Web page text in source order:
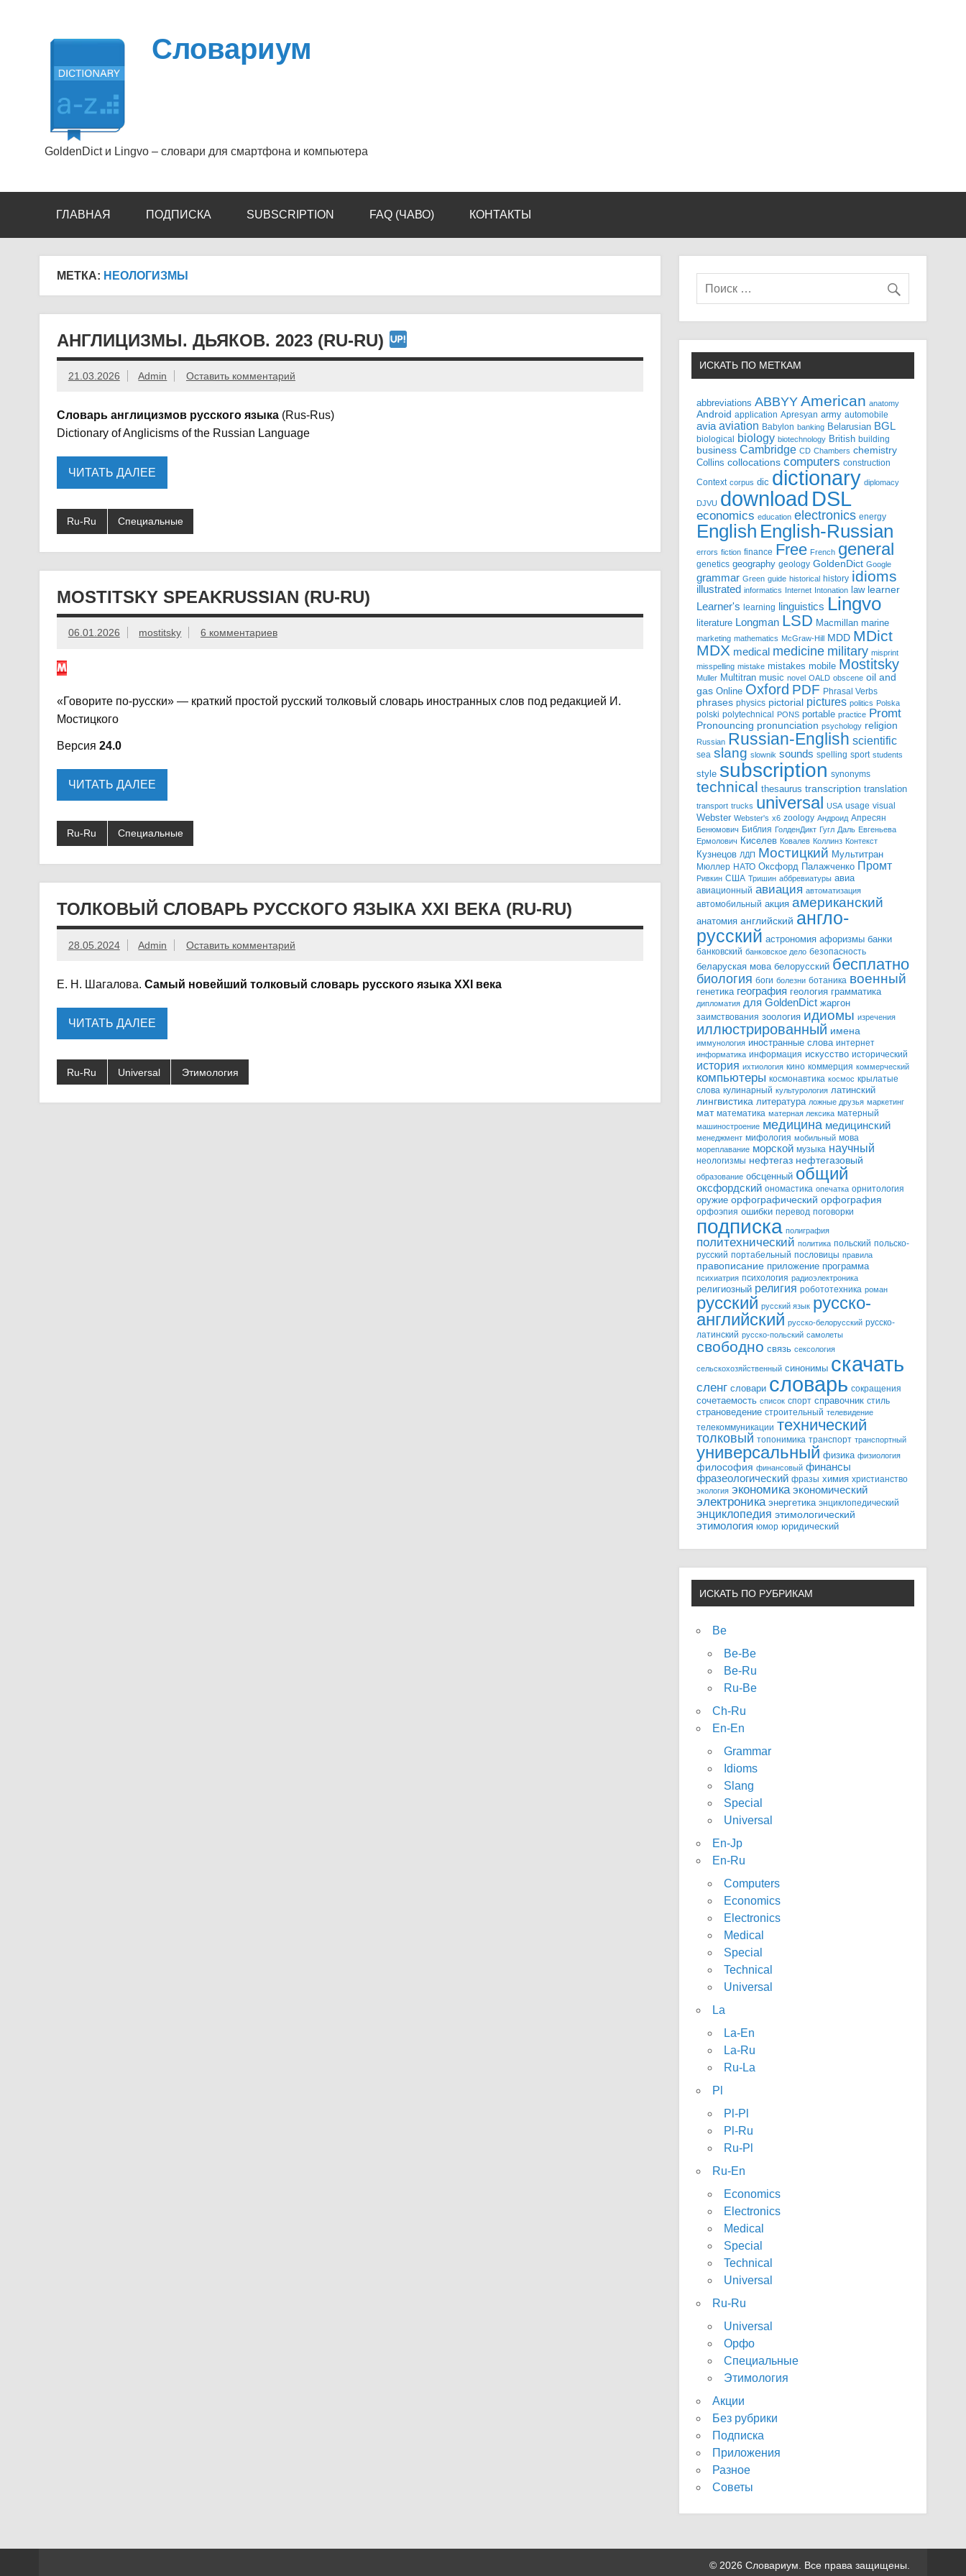
Словариум
GoldenDict и Lingvo – словари для смартфона и компьютера
ГЛАВНАЯ ПОДПИСКА SUBSCRIPTION FAQ (ЧАВО) КОНТАКТЫ
МЕТКА: НЕОЛОГИЗМЫ
АНГЛИЦИЗМЫ. ДЬЯКОВ. 2023 (RU-RU)
21.03.2026 Admin Оставить комментарий
Словарь англицизмов русского языка(Rus-Rus)
Dictionary of Anglicisms of the Russian Language
ЧИТАТЬ ДАЛЕЕ
Ru-Ru Специальные
MOSTITSKY SPEAKRUSSIAN (RU-RU)
06.01.2026 mostitsky 6 комментариев
«Говорите по-русски» — краткий простой русский толковый словарь иностранных слов под редакцией И.
Мостицкого
Версия 24.0
ЧИТАТЬ ДАЛЕЕ
Ru-Ru Специальные
ТОЛКОВЫЙ СЛОВАРЬ РУССКОГО ЯЗЫКА XXI ВЕКА (RU-RU)
28.05.2024 Admin Оставить комментарий
Е. Н. Шагалова. Самый новейший толковый словарь русского языка ХХI века
ЧИТАТЬ ДАЛЕЕ
Ru-Ru Universal Этимология
ИСКАТЬ ПО МЕТКАМ
abbreviations ABBYY American anatomy
Android application Apresyan army automobile
avia aviation Babylon banking Belarusian BGL
biological biology biotechnology British building
business Cambridge CD Chambers chemistry
Collins collocations computers construction
Context corpus dic dictionary diplomacy
DJVU download DSL
economics education electronics energy
English English-Russian
errors fiction finance Free French general
genetics geography geology GoldenDict Google
grammar Green guide historical history idioms
illustrated informatics Internet Intonation law learner
Learner's learning linguistics Lingvo
literature Longman LSD Macmillan marine
marketing mathematics McGraw-Hill MDD MDict
MDX medical medicine military misprint
misspelling mistake mistakes mobile Mostitsky
Muller Multitran music novel OALD obscene oil and
gas Online Oxford PDF Phrasal Verbs
phrases physics pictorial pictures politics Polska
polski polytechnical PONS portable practice Promt
Pronouncing pronunciation psychology religion
Russian Russian-English scientific
sea slang slownik sounds spelling sport students
style subscription synonyms
technical thesaurus transcription translation
transport trucks universal USA usage visual
Webster Webster's x6 zoology Андроид Апресян
Бенюмович Библия ГолденДикт Гугл Даль Евгеньева
Ермолович Киселев Ковалев Коллинз Контекст
Кузнецов ЛДП Мостицкий Мультитран
Мюллер НАТО Оксфорд Палажченко Промт
Ривкин США Тришин аббревиатуры авиа
авиационный авиация автоматизация
автомобильный акция американский
анатомия английский англо-
русский астрономия афоризмы банки
банковский банковское дело безопасность
беларуская мова белорусский бесплатно
биология боги болезни ботаника военный
генетика география геология грамматика
дипломатия для GoldenDict жаргон
заимствования зоология идиомы изречения
иллюстрированный имена
иммунология иностранные слова интернет
информатика информация искусство исторический
история ихтиология кино коммерция коммерческий
компьютеры космонавтика космос крылатые
слова кулинарный культурология латинский
лингвистика литература ложные друзья маркетинг
мат математика матерная лексика матерный
машиностроение медицина медицинский
менеджмент мифология мобильный мова
мореплавание морской музыка научный
неологизмы нефтегаз нефтегазовый
образование обсценный общий
оксфордский ономастика опечатка орнитология
оружие орфографический орфография
орфоэпия ошибки перевод поговорки
подписка полиграфия
политехнический политика польский польско-
русский портабельный пословицы правила
правописание приложение программа
психиатрия психология радиоэлектроника
религиозный религия робототехника роман
русский русский язык русско-
английский русско-белорусский русско-
латинский русско-польский самолеты
свободно связь сексология
сельскохозяйственный синонимы скачать
сленг словари словарь сокращения
сочетаемость список спорт справочник стиль
страноведение строительный телевидение
телекоммуникации технический
толковый топонимика транспорт транспортный
универсальный физика физиология
философия финансовый финансы
фразеологический фразы химия христианство
экология экономика экономический
электроника энергетика энциклопедический
энциклопедия этимологический
этимология юмор юридический
ИСКАТЬ ПО РУБРИКАМ
Be
Be-Be
Be-Ru
Ru-Be
Ch-Ru
En-En
Grammar
Idioms
Slang
Special
Universal
En-Jp
En-Ru
Computers
Economics
Electronics
Medical
Special
Technical
Universal
La
La-En
La-Ru
Ru-La
Pl
Pl-Pl
Pl-Ru
Ru-Pl
Ru-En
Economics
Electronics
Medical
Special
Technical
Universal
Ru-Ru
Universal
Орфо
Специальные
Этимология
Акции
Без рубрики
Подписка
Приложения
Разное
Советы
© 2026 Словариум. Все права защищены.